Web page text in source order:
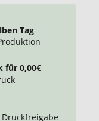
Tag
für 0,00€